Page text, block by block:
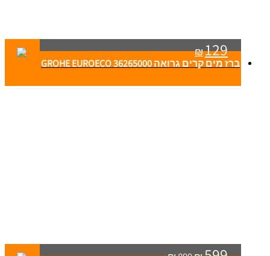
₪129
ברז מים קרים גרואה GROHE EUROECO 36265000